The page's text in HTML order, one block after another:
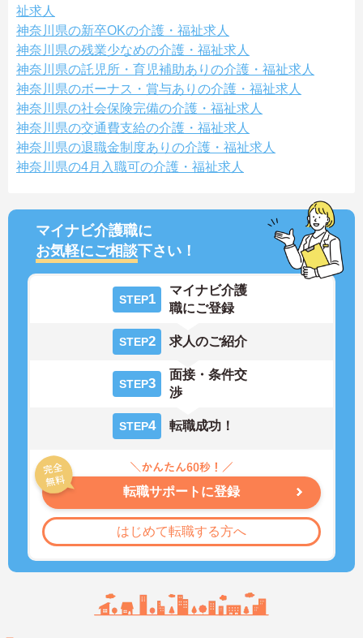
祉求人
神奈川県の新卒OKの介護・福祉求人
神奈川県の残業少なめの介護・福祉求人
神奈川県の託児所・育児補助ありの介護・福祉求人
神奈川県のボーナス・賞与ありの介護・福祉求人
神奈川県の社会保険完備の介護・福祉求人
神奈川県の交通費支給の介護・福祉求人
神奈川県の退職金制度ありの介護・福祉求人
神奈川県の4月入職可の介護・福祉求人
マイナビ介護職に
お気軽にご相談下さい！
STEP1
マイナビ介護
職にご登録
STEP2 求人のご紹介
STEP3
面接・条件交
渉
STEP4 転職成功！
転職サポートに登録
はじめて転職する方へ